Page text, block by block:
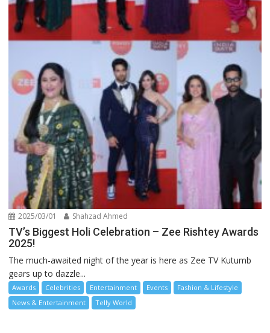
2025/03/01 Shahzad Ahmed
TV’s Biggest Holi Celebration – Zee Rishtey Awards
2025!
The much-awaited night of the year is here as Zee TV Kutumb
gears up to dazzle...
Awards Celebrities Entertainment Events
Fashion & Lifestyle
News & Entertainment
Telly World